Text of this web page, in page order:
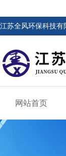
江苏全风环保科技有
网站首页